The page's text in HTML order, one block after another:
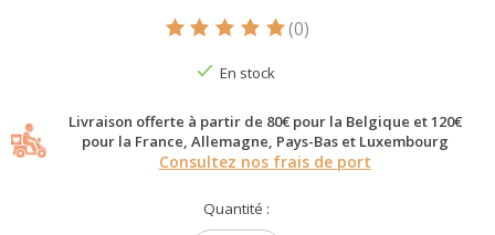
Ce produit est évalué à
(0)
En stock
Livraison offerte à partir de 80€ pour la Belgique et 120€
pour la France, Allemagne, Pays-Bas et Luxembourg
Consultez nos frais de port
Quantité :